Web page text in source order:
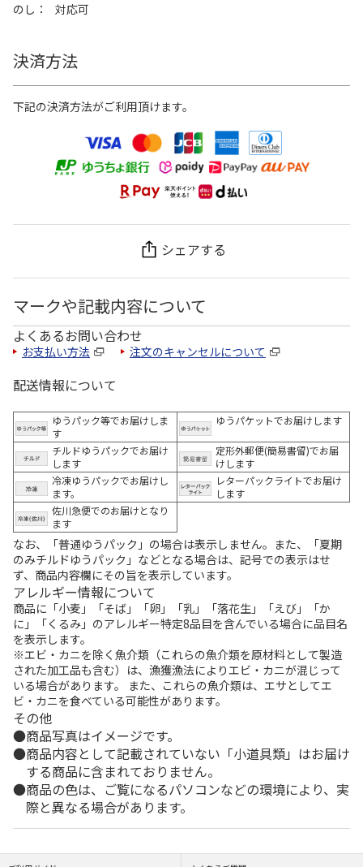
のし
対応可
決済方法
下記の決済方法がご利用頂けます。
シェアする
マークや記載内容について
よくあるお問い合わせ
お支払い方法 注文のキャンセルについて
配送情報について
ゆうパック等でお届けしま
す
ゆうパケットでお届けします
チルドゆうパックでお届け
します
定形外郵便(簡易書留)でお届
けします
冷凍ゆうパックでお届けし
ます。
レターパックライトでお届け
します
佐川急便でのお届けとなり
ます
なお、「普通ゆうパック」の場合は表示しません。また、「夏期
のみチルドゆうパック」などとなる場合は、記号での表示はせ
ず、商品内容欄にその旨を表示しています。
アレルギー情報について
商品に「小麦」「そば」「卵」「乳」「落花生」「えび」「か
に」「くるみ」のアレルギー特定8品目を含んでいる場合に品目名
を表示します。
※エビ・カニを除く魚介類（これらの魚介類を原材料として製造
された加工品も含む）は、漁獲漁法によりエビ・カニが混じって
いる場合があります。 また、これらの魚介類は、エサとしてエ
ビ・カニを食べている可能性があります。
その他
商品写真はイメージです。
商品内容として記載されていない「小道具類」はお届け
する商品に含まれておりません。
商品の色は、ご覧になるパソコンなどの環境により、実
際と異なる場合があります。